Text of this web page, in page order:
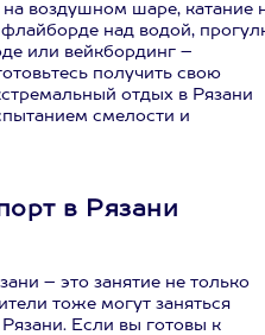
на воздушном шаре, катание
над водой,
или вейкбординг –
получить свою
отдых в Рязани
смелости и
в Рязани
– это занятие не только
тоже могут заняться
Если вы готовы к